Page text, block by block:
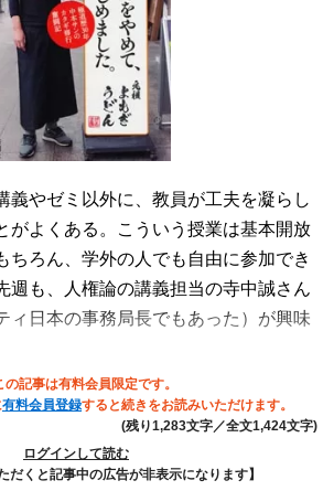
やゼミ以外に、教員が工夫を凝らし
がよくある。こういう授業は基本開放
ちろん、学外の人でも自由に参加でき
週も、人権論の講義担当の寺中誠さん
ィ日本の事務局長でもあった）が興味
の記事は有料会員限定です。
有料会員登録すると続きをお読みいただけます。
(残り1,283文字／全文1,424文字)
ログインして読む
だくと記事中の広告が非表示になります】